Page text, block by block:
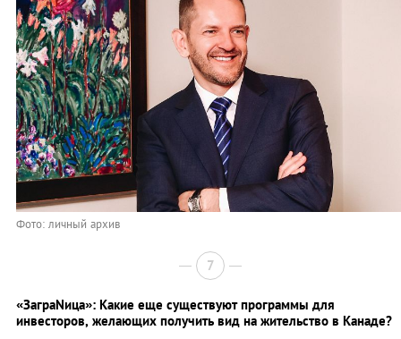
Фото: личный архив
7
«ЗаграNица»: Какие еще существуют программы для
инвесторов, желающих получить вид на жительство в Канаде?